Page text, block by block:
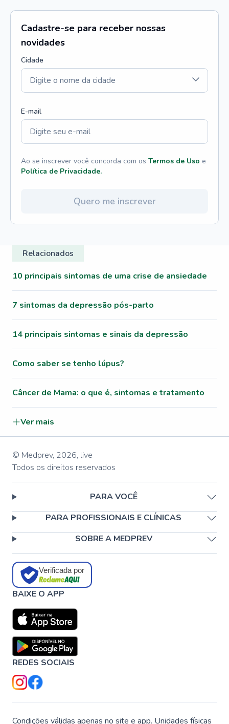
Cadastre-se para receber nossas
novidades
Cidade
E-mail
Ao se inscrever você concorda com os Termos de Uso e
Política de Privacidade.
Quero me inscrever
Relacionados
10 principais sintomas de uma crise de ansiedade
7 sintomas da depressão pós-parto
14 principais sintomas e sinais da depressão
Como saber se tenho lúpus?
Câncer de Mama: o que é, sintomas e tratamento
Ver mais
© Medprev, 2026, live
Todos os direitos reservados
PARA VOCÊ
PARA PROFISSIONAIS E CLÍNICAS
SOBRE A MEDPREV
Verificada por
BAIXE O APP
REDES SOCIAIS
Condições válidas apenas no site e app. Unidades físicas